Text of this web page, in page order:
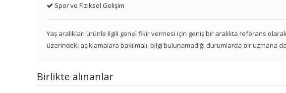
Spor ve Fiziksel Gelişim
Yaş aralıkları ürünle ilgili genel fikir vermesi için geniş bir aralıkta referans
üzerindeki açıklamalara bakılmalı, bilgi bulunamadığı durumlarda bir uzmana
Birlikte alınanlar